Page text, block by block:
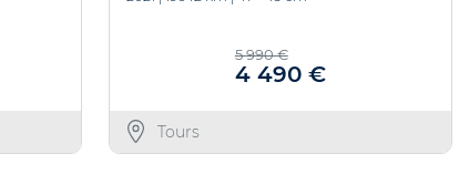
5 990 €
4 490 €
Tours